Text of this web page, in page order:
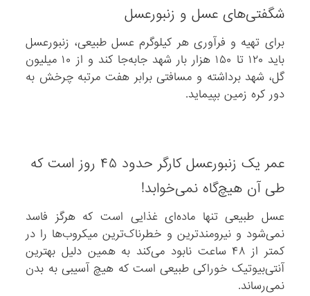
شگفتی‌های عسل و زنبور‌عسل
برای تهیه و فرآوری هر کیلوگرم عسل طبیعی، زنبور‌عسل
باید ۱۲۰ تا ۱۵۰ هزار بار شهد جابه‌جا کند و از ۱۰ میلیون
گل، شهد برداشته و مسافتی برابر هفت مرتبه چرخش به
دور کره زمین بپیماید.
عمر یک زنبور‌عسل کارگر حدود ۴۵ روز است که
طی آن هیچ‌گاه نمی‌خوابد!
عسل طبیعی تنها ماده‌ای غذایی است که هرگز فاسد
نمی‌شود و نیرومندترین و خطرناک‌ترین میکروب‌ها را در
کمتر از ۴۸ ساعت نابود می‌کند به همین دلیل بهترین
آنتی‌بیوتیک خوراکی طبیعی است که هیچ آسیبی به بدن
نمی‌رساند.